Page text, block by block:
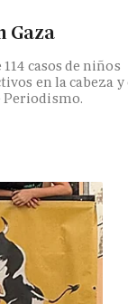
Gaza
casos de niños
en la cabeza y
Periodismo.